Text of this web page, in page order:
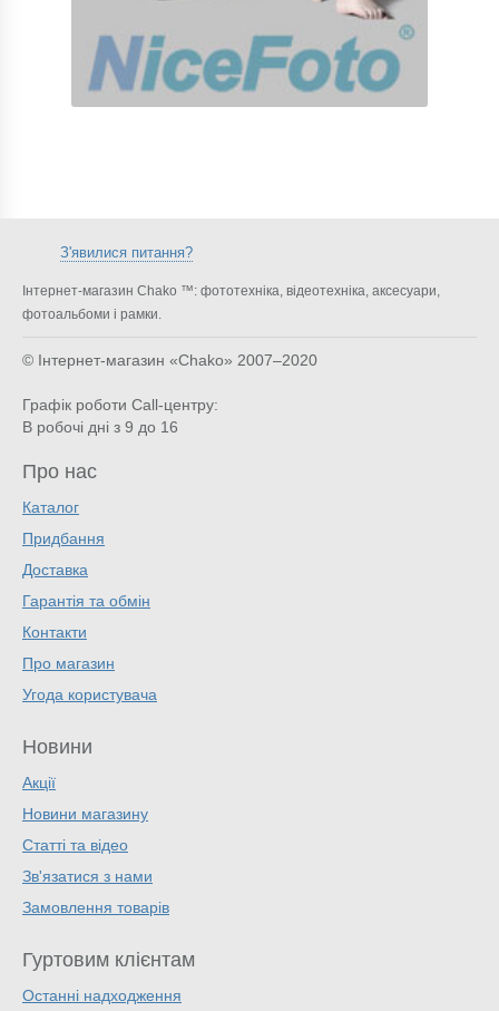
З'явилися питання?
Інтернет-магазин Chako ™: фототехніка, відеотехніка, аксесуари,
фотоальбоми і рамки.
© Інтернет-магазин «Chako» 2007–2020
Графік роботи Call-центру:
В робочі дні з 9 до 16
Про нас
Каталог
Придбання
Доставка
Гарантія та обмін
Контакти
Про магазин
Угода користувача
Новини
Акції
Новини магазину
Статті та відео
Зв'язатися з нами
Замовлення товарів
Гуртовим клієнтам
Останні надходження